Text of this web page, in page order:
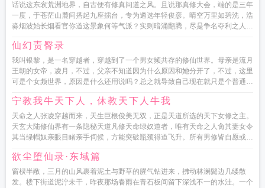
话说这东衮荒洲地界，自古便有修真问道之风。且说那真修大会，端的是三年
一度，于苍茫山麓间搭起九座擂台，专为遴选年轻俊彦。晴空万里如碧洗，浩
淼烟波始长烟看官你道这景象何等气派？实则暗涌翻腾，尽是争名夺利之人。
仙幻责臀录
我叫银黎，是一名穿越者，穿越到了一个男女频共存的修仙世界。母亲是流月
王朝的女帝，凌月，不过，父亲不知道因为什么原因和她分开了，不过，这里
可是个女频世界，原因是什么还用说吗？总之就导致自己现在就只是个普通
宁教我牛天下人，休教天下人牛我
天命之人张凌穿越而来，天生巨根俊美无双，正是天道所选的天下女修之主。
天玄大陆修仙界有一条隐秘天道凡修天命绿奴道者，唯有天命之人肏其妻女令
其当绿帽奴亲眼目睹亲手伺候，方能突破瓶颈得道飞升。所有男修皆自愿或
欲尘堕仙录·东域篇
窗棂半敞，三月的山风裹着泥土与野草的腥气钻进来，拂动林澜鬓边几缕散
发。楼下街道泥泞未干，昨夜那场春雨在青石板间留下深浅不一的水洼。一个